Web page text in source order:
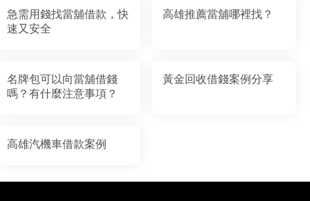
急需用錢找當舖借款，快
速又安全
高雄推薦當舖哪裡找？
名牌包可以向當舖借錢
嗎？有什麼注意事項？
黃金回收借錢案例分享
高雄汽機車借款案例